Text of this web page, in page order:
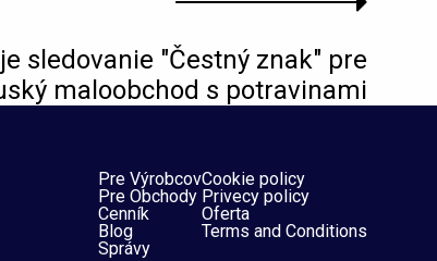
sledovanie "Čestný znak" pre
maloobchod s potravinami
Pre Výrobcov
Pre Obchody
Cenník
Blog
Správy
Cookie policy
Privecy policy
Oferta
Terms and Conditions